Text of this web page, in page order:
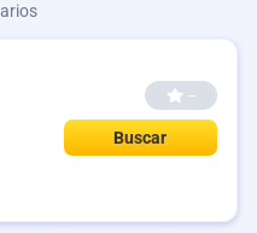
--
Buscar